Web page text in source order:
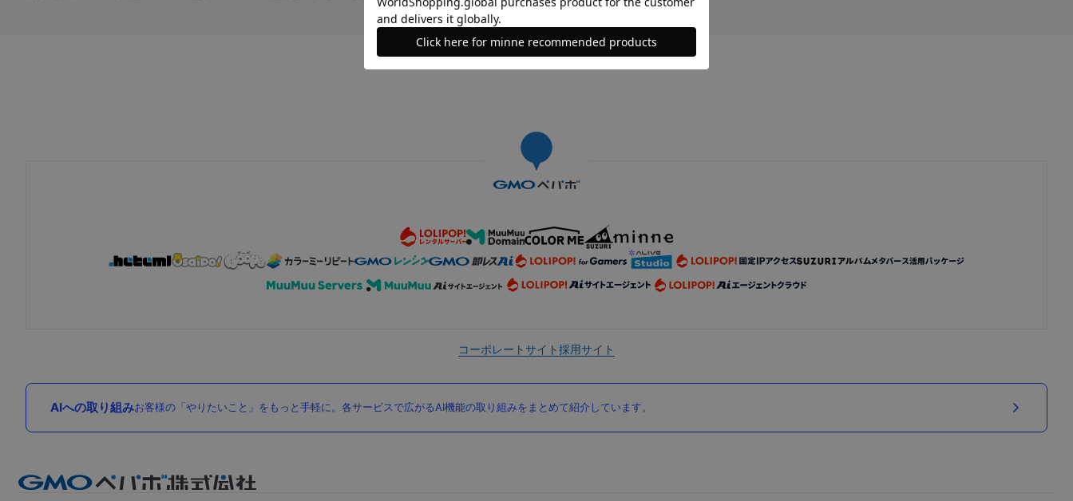
©GMO Pepabo, Inc. All rights reserved.
コーポレートサイト採用サイト
AIへの取り組みお客様の「やりたいこと」をもっと手軽に。各サービスで広がるAI機能の取り組みをまとめて紹介しています。